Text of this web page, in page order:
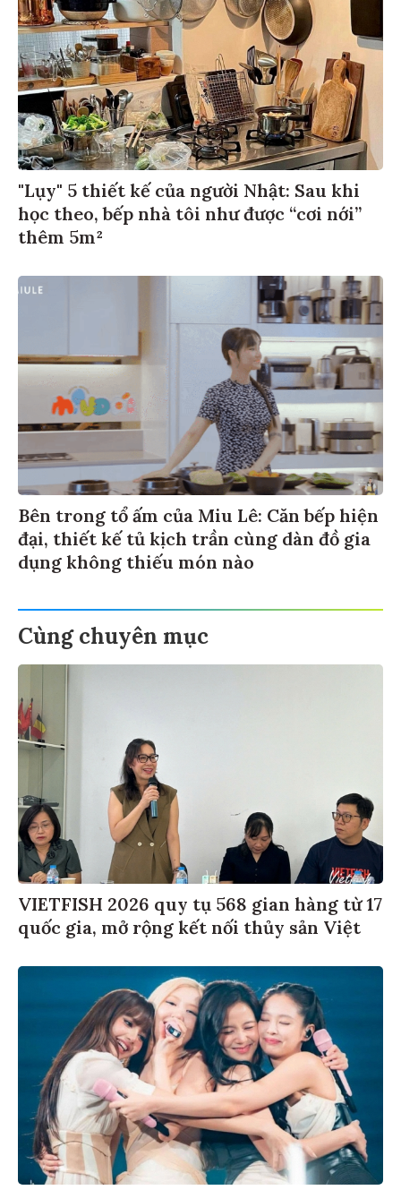
"Lụy" 5 thiết kế của người Nhật: Sau khi
học theo, bếp nhà tôi như được “cơi nới”
thêm 5m²
Bên trong tổ ấm của Miu Lê: Căn bếp hiện
đại, thiết kế tủ kịch trần cùng dàn đồ gia
dụng không thiếu món nào
Cùng chuyên mục
VIETFISH 2026 quy tụ 568 gian hàng từ 17
quốc gia, mở rộng kết nối thủy sản Việt